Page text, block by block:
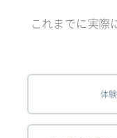
これまでに実際
体